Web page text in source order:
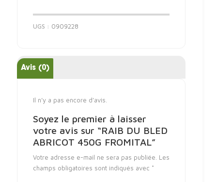
UGS : 0909228
Avis (0)
Il n’y a pas encore d’avis.
Soyez le premier à laisser
votre avis sur “RAIB DU BLED
ABRICOT 450G FROMITAL”
Votre adresse e-mail ne sera pas publiée. Les
champs obligatoires sont indiqués avec *